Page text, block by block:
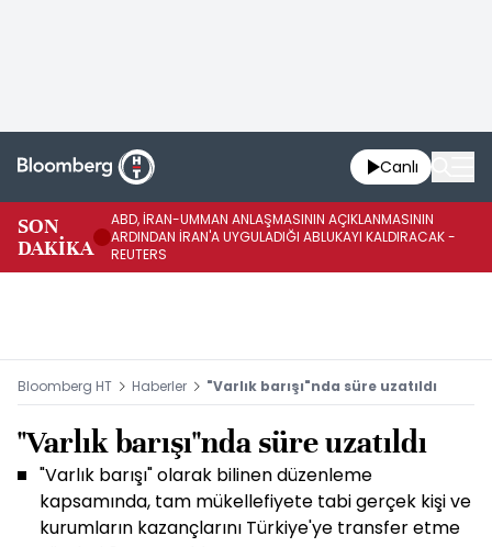
Canlı
SON
DAKİKA
ABD, İRAN-UMMAN ANLAŞMASININ AÇIKLANMASININ
ARDINDAN İRAN'A UYGULADIĞI ABLUKAYI KALDIRACAK -
REUTERS
Bloomberg HT Haberler "Varlık barışı"nda süre uzatıldı
"Varlık barışı"nda süre uzatıldı
"Varlık barışı" olarak bilinen düzenleme
kapsamında, tam mükellefiyete tabi gerçek kişi ve
kurumların kazançlarını Türkiye'ye transfer etme